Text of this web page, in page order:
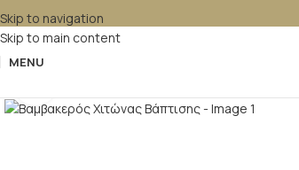
Skip to navigation
Skip to main content
MENU